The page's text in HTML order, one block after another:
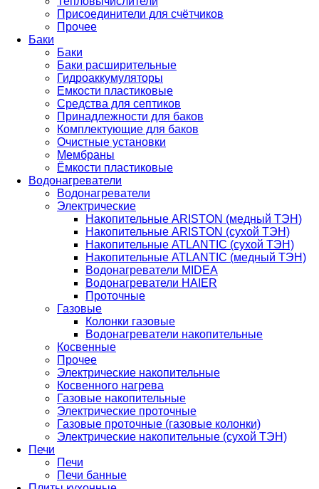
Присоединители для счётчиков
Прочее
Баки
Баки
Баки расширительные
Гидроаккумуляторы
Емкости пластиковые
Средства для септиков
Принадлежности для баков
Комплектующие для баков
Очистные установки
Мембраны
Ёмкости пластиковые
Водонагреватели
Водонагреватели
Электрические
Накопительные ARISTON (медный ТЭН)
Накопительные ARISTON (сухой ТЭН)
Накопительные ATLANTIC (сухой ТЭН)
Накопительные ATLANTIC (медный ТЭН)
Водонагреватели MIDEA
Водонагреватели HAIER
Проточные
Газовые
Колонки газовые
Водонагреватели накопительные
Косвенные
Прочее
Электрические накопительные
Косвенного нагрева
Газовые накопительные
Электрические проточные
Газовые проточные (газовые колонки)
Электрические накопительные (сухой ТЭН)
Печи
Печи
Печи банные